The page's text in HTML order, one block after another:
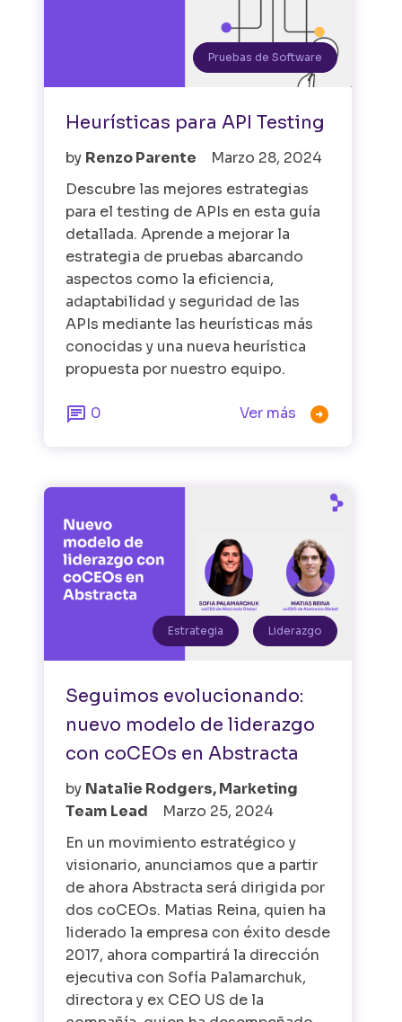
Pruebas de Software
Heurísticas para API Testing
by Renzo Parente
Marzo 28, 2024
Descubre las mejores estrategias
para el testing de APIs en esta guía
detallada. Aprende a mejorar la
estrategia de pruebas abarcando
aspectos como la eficiencia,
adaptabilidad y seguridad de las
APIs mediante las heurísticas más
conocidas y una nueva heurística
propuesta por nuestro equipo.
 0 Ver más 
Estrategia Liderazgo
Seguimos evolucionando:
nuevo modelo de liderazgo
con coCEOs en Abstracta
by Natalie Rodgers, Marketing
Team Lead
Marzo 25, 2024
En un movimiento estratégico y
visionario, anunciamos que a partir
de ahora Abstracta será dirigida por
dos coCEOs. Matias Reina, quien ha
liderado la empresa con éxito desde
2017, ahora compartirá la dirección
ejecutiva con Sofía Palamarchuk,
directora y ex CEO US de la